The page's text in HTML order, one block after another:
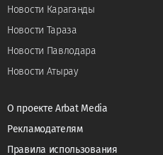
Новости Караганды
Новости Тараза
Новости Павлодара
Новости Атырау
О проекте Arbat Media
Рекламодателям
Правила использования